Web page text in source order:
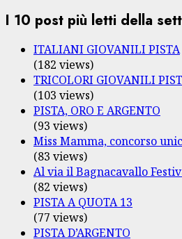
I 10 post più letti della
ITALIANI GIOVANILI PISTA
(182 views)
TRICOLORI GIOVANILI
(103 views)
PISTA, ORO E ARGENTO
(93 views)
Miss Mamma, concorso
(83 views)
Al via il Bagnacavallo
(82 views)
PISTA A QUOTA 13
(77 views)
PISTA D’ARGENTO